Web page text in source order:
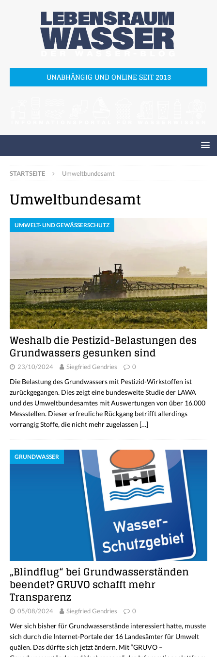
UNABHÄNGIG UND ONLINE SEIT 2013
STARTSEITE Umweltbundesamt
Umweltbundesamt
UMWELT- UND GEWÄSSERSCHUTZ
Weshalb die Pestizid-Belastungen des
Grundwassers gesunken sind
23/10/2024 Siegfried Gendries 0
Die Belastung des Grundwassers mit Pestizid-Wirkstoffen ist
zurückgegangen. Dies zeigt eine bundesweite Studie der LAWA
und des Umweltbundesamtes mit Auswertungen von über 16.000
Messstellen. Dieser erfreuliche Rückgang betrifft allerdings
vorrangig Stoffe, die nicht mehr zugelassen […]
GRUNDWASSER
„Blindflug“ bei Grundwasserständen
beendet? GRUVO schafft mehr
Transparenz
05/08/2024 Siegfried Gendries 0
Wer sich bisher für Grundwasserstände interessiert hatte, musste
sich durch die Internet-Portale der 16 Landesämter für Umwelt
quälen. Das dürfte sich jetzt ändern. Mit “GRUVO –